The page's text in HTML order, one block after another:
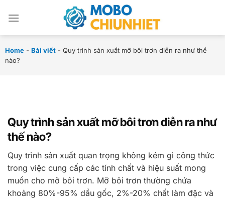
đến
Home - Bài viết - Quy trình sản xuất mỡ bôi trơn diễn ra như thế
nào?
Quy trình sản xuất mỡ bôi trơn diễn ra như
thế nào?
Quy trình sản xuất quan trọng không kém gì công thức
trong việc cung cấp các tính chất và hiệu suất mong
muốn cho mỡ bôi trơn. Mỡ bôi trơn thường chứa
khoảng 80%-95% dầu gốc, 2%-20% chất làm đặc và